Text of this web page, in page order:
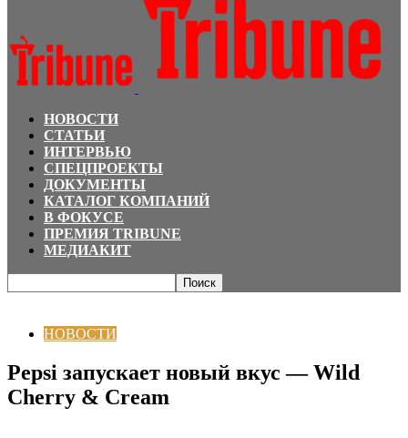
НОВОСТИ
СТАТЬИ
ИНТЕРВЬЮ
СПЕЦПРОЕКТЫ
ДОКУМЕНТЫ
КАТАЛОГ КОМПАНИЙ
В ФОКУСЕ
ПРЕМИЯ TRIBUNE
МЕДИАКИТ
НОВОСТИ
Pepsi запускает новый вкус — Wild
Cherry & Cream